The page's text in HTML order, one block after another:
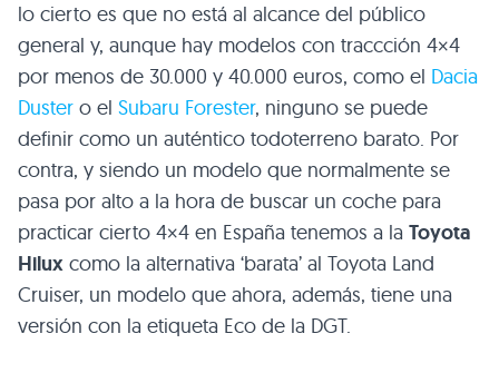
lo cierto es que no está al alcance del público
general y, aunque hay modelos con traccción 4×4
por menos de 30.000 y 40.000 euros, como el Dacia
Duster o el Subaru Forester, ninguno se puede
definir como un auténtico todoterreno barato. Por
contra, y siendo un modelo que normalmente se
pasa por alto a la hora de buscar un coche para
practicar cierto 4×4 en España tenemos a la Toyota
Hilux como la alternativa ‘barata’ al Toyota Land
Cruiser, un modelo que ahora, además, tiene una
versión con la etiqueta Eco de la DGT.